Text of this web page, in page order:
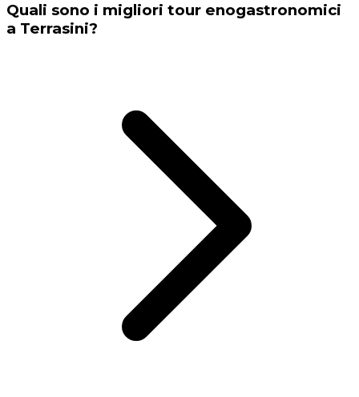
Quali sono i migliori tour enogastronomici
a Terrasini?